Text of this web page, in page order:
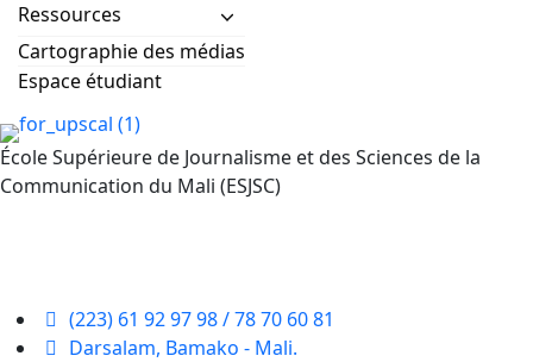
Ressources
Cartographie des médias
Espace étudiant
École Supérieure de Journalisme et des Sciences de la
Communication du Mali (ESJSC)
(223) 61 92 97 98 / 78 70 60 81
Darsalam, Bamako - Mali.